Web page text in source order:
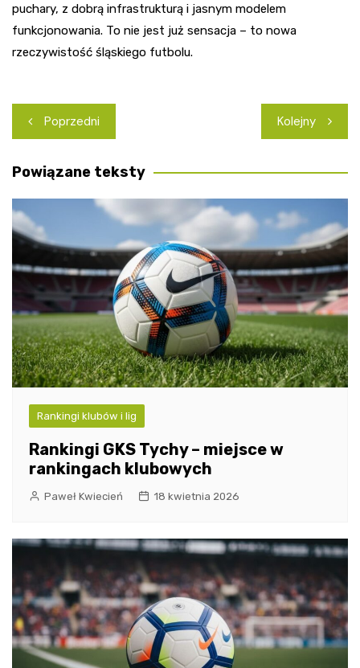
puchary, z dobrą infrastrukturą i jasnym modelem
funkcjonowania. To nie jest już sensacja – to nowa
rzeczywistość śląskiego futbolu.
Nawigacja
wpisu
Poprzedni Kolejny
Powiązane teksty
Rankingi klubów i lig
Rankingi GKS Tychy – miejsce w
rankingach klubowych
Paweł Kwiecień 18 kwietnia 2026